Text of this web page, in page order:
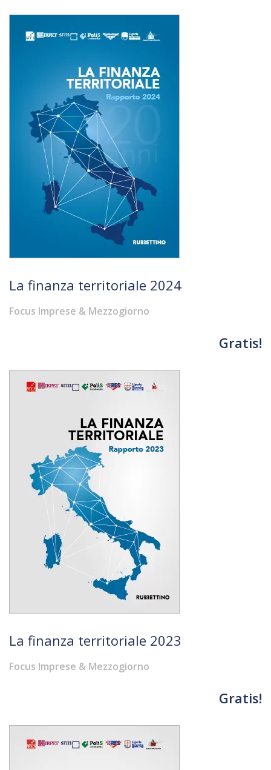
La finanza territoriale 2024
Focus Imprese & Mezzogiorno
Gratis!
La finanza territoriale 2023
Focus Imprese & Mezzogiorno
Gratis!